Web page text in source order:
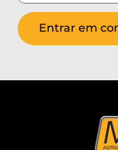
Entrar em